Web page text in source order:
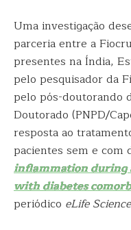
Uma investigação
parceria entre a
presentes na Índia,
pelo pesquisador da
pelo pós-doutorando
Doutorado (PNPD/
resposta ao
pacientes sem e com
inflammation
with diabetes
periódico eLife